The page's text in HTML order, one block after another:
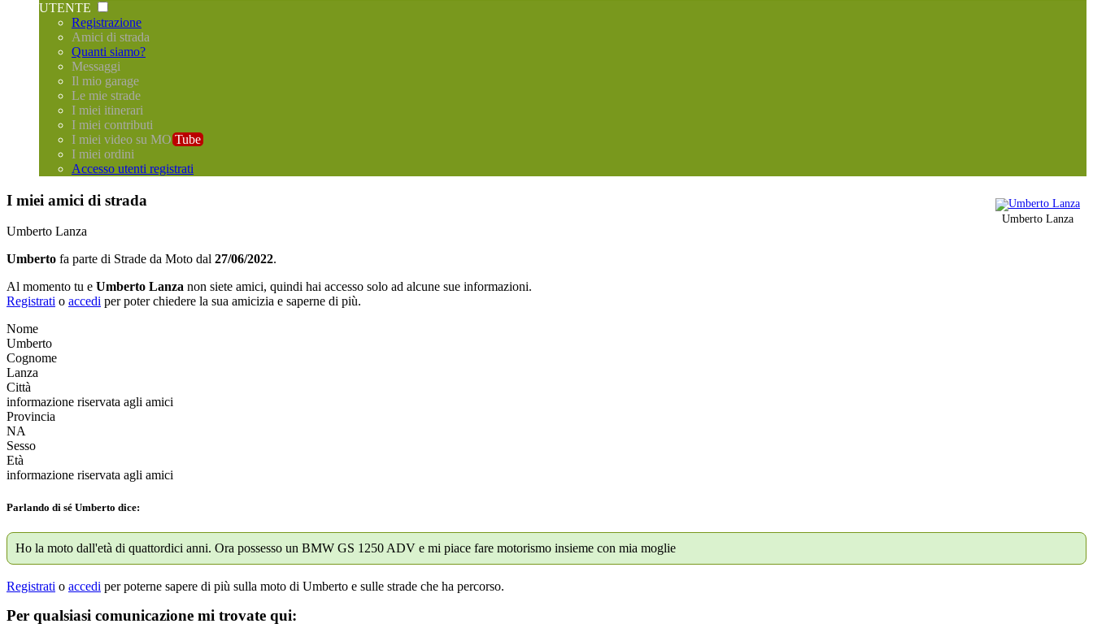
UTENTE
Registrazione
Amici di strada
Quanti siamo?
Messaggi
Il mio garage
Le mie strade
I miei itinerari
I miei contributi
I miei video su MO Tube
I miei ordini
Accesso utenti registrati
Umberto Lanza
I miei amici di strada
Umberto Lanza
Umberto fa parte di Strade da Moto dal 27/06/2022.
Al momento tu e Umberto Lanza non siete amici, quindi hai accesso solo ad alcune sue informazioni.
Registrati o accedi per poter chiedere la sua amicizia e saperne di più.
Nome
Umberto
Cognome
Lanza
Città
informazione riservata agli amici
Provincia
NA
Sesso
Età
informazione riservata agli amici
Parlando di sé Umberto dice:
Ho la moto dall'età di quattordici anni. Ora possesso un BMW GS 1250 ADV e mi piace fare motorismo insieme con mia moglie
Registrati o accedi per poterne sapere di più sulla moto di Umberto e sulle strade che ha percorso.
Per qualsiasi comunicazione mi trovate qui: